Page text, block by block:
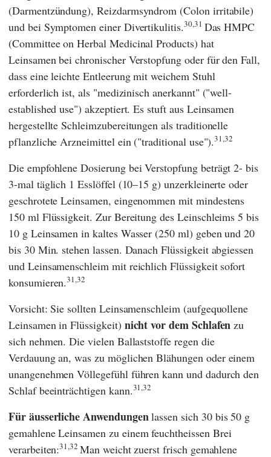
(Darmentzündung), Reizdarmsyndrom (Colon irritabile)
und bei Symptomen einer Divertikulitis.30,31 DasHMPC
(Committee on Herbal Medicinal Products) hat
Leinsamen bei chronischer Verstopfung oder für den Fall,
dass eine leichte Entleerung mit weichem Stuhl
erforderlich ist, als "medi­zinisch anerkannt" ("well-
established use") akzeptiert. Es stuft aus Leinsamen
hergestellte Schleim­zubereitungen als traditionelle
pflanzliche Arzneimittel ein­ ("traditional use").31,32
Die empfohlene Dosierung bei Verstopfung beträgt 2- bis
3-mal täglich 1 Esslöffel (10–15 g) unzerkleinerte oder
geschrotete Leinsamen, eingenommen mit mindestens
150 ml Flüssigkeit. Zur Bereitung des Leinschleims 5 bis
10 g Leinsamen in kaltes Wasser (250 ml) geben und 20
bis 30 Min. stehen lassen. Danach Flüssigkeit abgiessen
und Leinsamenschleim mit reichlich Flüssigkeit sofort
konsumieren.31,32
Vorsicht: Sie sollten Leinsamenschleim (aufgequollene
Leinsamen in Flüssigkeit) nicht vor dem Schlafen zu
sich nehmen. Die vielen Ballaststoffe regen die
Verdauung an, was zu möglichen Blähungen oder einem
unangenehmen Völlegefühl führen kann und dadurch den
Schlaf beeinträchtigen kann.31,32
Für äusserliche Anwendungenlassen sich 30 bis 50 g
gemahlene Leinsamen zu einem feuchtheissen Brei
verarbeiten:31,32Man weicht zuerst frisch gemahlene